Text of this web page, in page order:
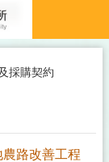
採購契約
路改善工程